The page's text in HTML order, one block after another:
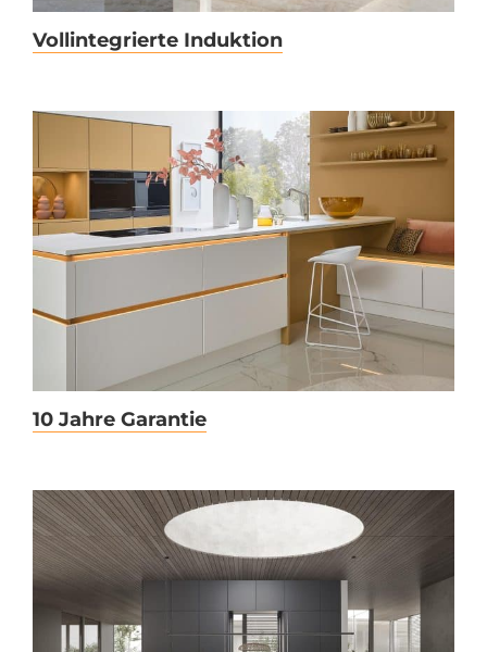
Vollintegrierte Induktion
10 Jahre Garantie
10 Jahre Garantie
LEICHT Bahia